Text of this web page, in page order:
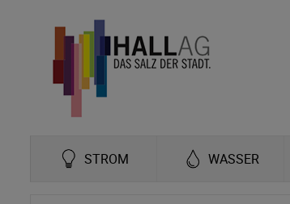
STROM WASSER